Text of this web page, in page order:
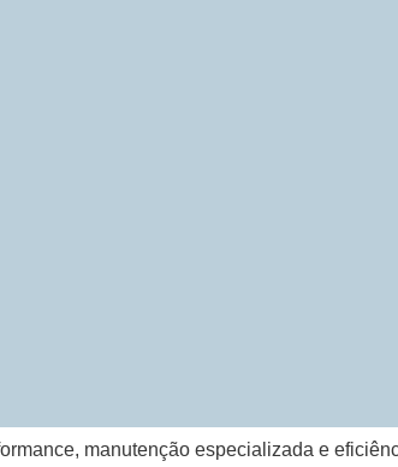
manutenção especializada e